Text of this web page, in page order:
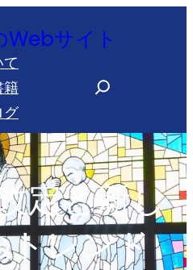
Webサイト
籍
グ
r
c
h
定と新し
レンド